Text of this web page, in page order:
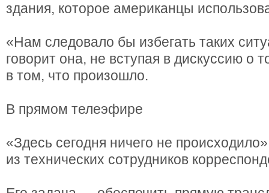
здания, которое американцы
«Нам следовало бы избегать таких
говорит она, не вступая в дискуссию о
в том, что произошло.
В прямом телеэфире
«Здесь сегодня ничего не
из технических сотрудников